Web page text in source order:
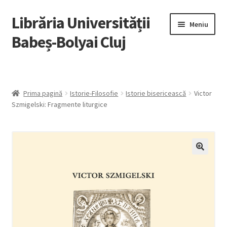
Sari
la
navigare
Sari
la
conținut
Librăria Universității
Babeș-Bolyai Cluj
Meniu
Lista autori
Prima pagină Istorie-Filosofie Istorie bisericească
Victor
Szmigelski: Fragmente liturgice